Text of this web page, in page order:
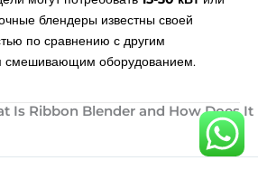
блендеры известны своей
по сравнению с другим
смешивающим оборудованием.
Is Ribbon Blender and How Does It